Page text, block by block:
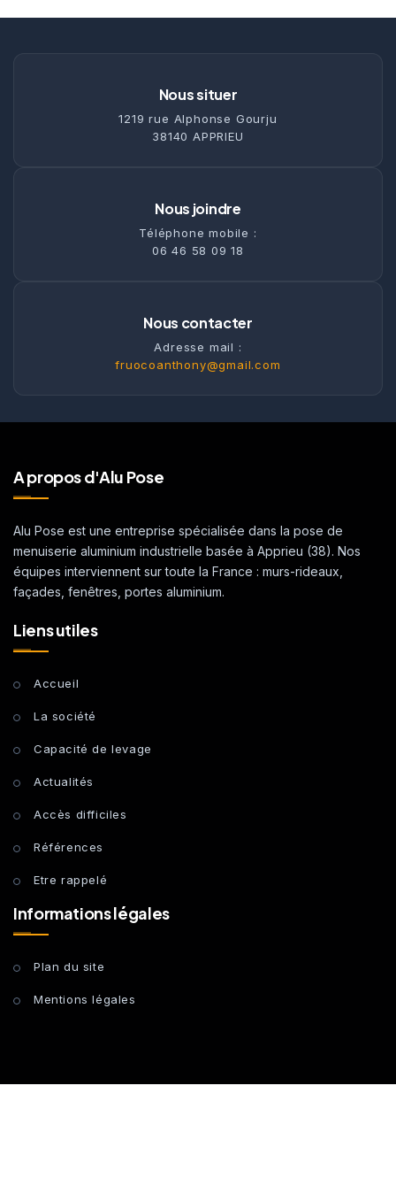
Nous situer
1219 rue Alphonse Gourju
38140 APPRIEU
Nous joindre
Téléphone mobile :
06 46 58 09 18
Nous contacter
Adresse mail :
fruocoanthony@gmail.com
A propos d'Alu Pose
Alu Pose est une entreprise spécialisée dans la pose de
menuiserie aluminium industrielle basée à Apprieu (38). Nos
équipes interviennent sur toute la France : murs-rideaux,
façades, fenêtres, portes aluminium.
Liens utiles
Accueil
La société
Capacité de levage
Actualités
Accès difficiles
Références
Etre rappelé
Informations légales
Plan du site
Mentions légales